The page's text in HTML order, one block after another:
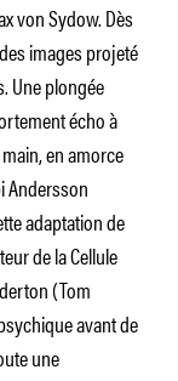
von Sydow. Dès
images projeté
Une plongée
écho à
en amorce
Andersson
adaptation de
de la Cellule
(Tom
avant de
une